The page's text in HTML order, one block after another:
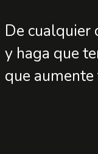
De cualquier
y haga que
que